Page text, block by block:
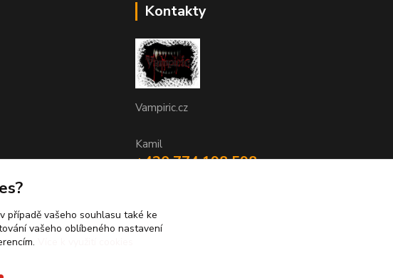
Kontakty
Vampiric.cz
Kamil
+420 774 198 598
případě vašeho souhlasu také ke
vašeho oblíbeného nastavení